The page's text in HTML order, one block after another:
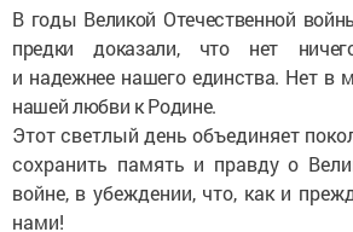
В годы Великой Отечественной
предки доказали, что нет
и надежнее нашего единства. Нет в
нашей любви к Родине.
Этот светлый день объединяет
сохранить память и правду о
войне, в убеждении, что, как и
нами!